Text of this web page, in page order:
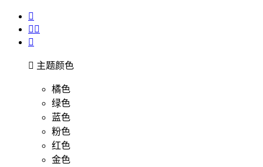

 

 主题颜色
橘色
绿色
蓝色
粉色
红色
金色